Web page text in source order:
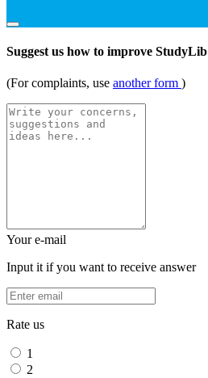
Suggest us how to improve StudyLib
(For complaints, use another form )
Your e-mail
Input it if you want to receive answer
Rate us
1
2